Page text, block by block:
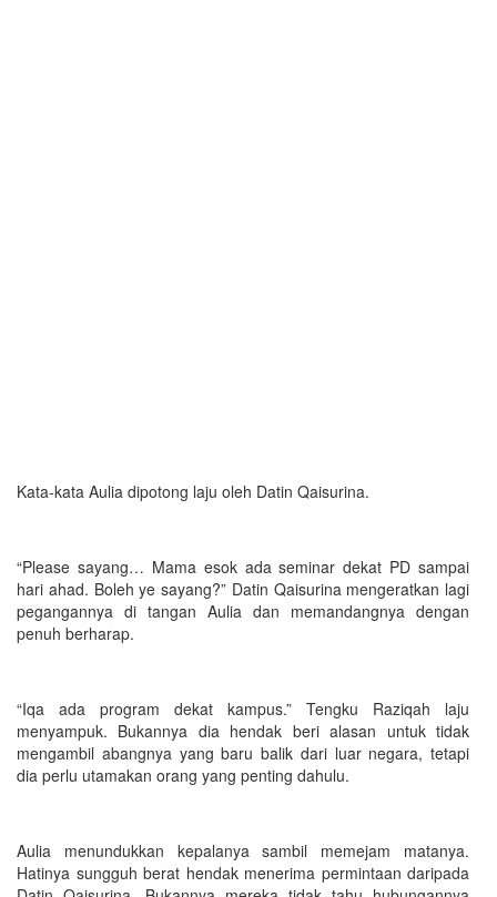
Kata-kata Aulia dipotong laju oleh Datin Qaisurina.
“Please sayang… Mama esok ada seminar dekat PD sampai
hari ahad. Boleh ye sayang?” Datin Qaisurina mengeratkan lagi
pegangannya di tangan Aulia dan memandangnya dengan
penuh berharap.
“Iqa ada program dekat kampus.” Tengku Raziqah laju
menyampuk. Bukannya dia hendak beri alasan untuk tidak
mengambil abangnya yang baru balik dari luar negara, tetapi
dia perlu utamakan orang yang penting dahulu.
Aulia menundukkan kepalanya sambil memejam matanya.
Hatinya sungguh berat hendak menerima permintaan daripada